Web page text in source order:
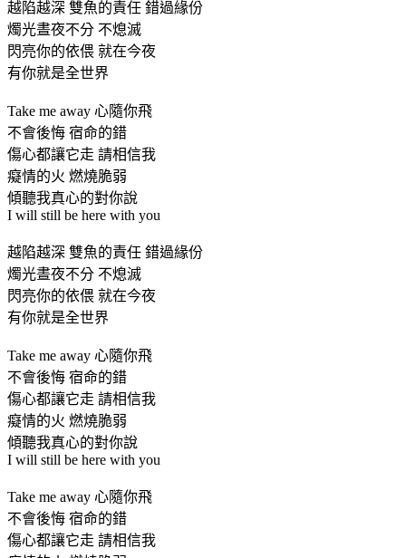
越陷越深 雙魚的責任 錯過緣份
燭光晝夜不分 不熄滅
閃亮你的依偎 就在今夜
有你就是全世界
Take me away 心隨你飛
不會後悔 宿命的錯
傷心都讓它走 請相信我
癡情的火 燃燒脆弱
傾聽我真心的對你說
I will still be here with you
越陷越深 雙魚的責任 錯過緣份
燭光晝夜不分 不熄滅
閃亮你的依偎 就在今夜
有你就是全世界
Take me away 心隨你飛
不會後悔 宿命的錯
傷心都讓它走 請相信我
癡情的火 燃燒脆弱
傾聽我真心的對你說
I will still be here with you
Take me away 心隨你飛
不會後悔 宿命的錯
傷心都讓它走 請相信我